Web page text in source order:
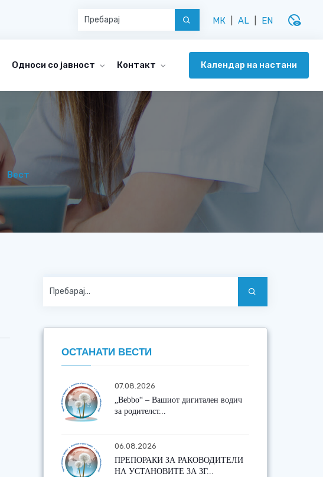
МК AL EN disabled_visible
Односи со јавност Контакт Календар на настани
Вест
ОСТАНАТИ ВЕСТИ
07.08.2026
„Bebbo“ – Вашиот дигитален водич
за родителст...
06.08.2026
ПРЕПОРАКИ ЗА РАКОВОДИТЕЛИ
НА УСТАНОВИТЕ ЗА ЗГ...